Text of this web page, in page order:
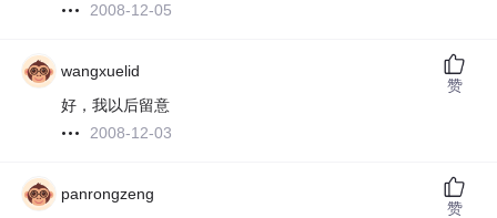
2008-12-05
wangxuelid
好，我以后留意
2008-12-03
赞
panrongzeng
赞